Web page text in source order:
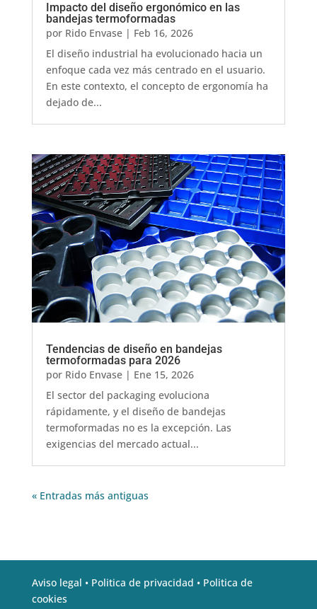
Impacto del diseño ergonómico en las
bandejas termoformadas
por Rido Envase| Feb 16, 2026
El diseño industrial ha evolucionado hacia un
enfoque cada vez más centrado en el usuario.
En este contexto, el concepto de ergonomía ha
dejado de...
Tendencias de diseño en bandejas
termoformadas para 2026
por Rido Envase| Ene 15, 2026
El sector del packaging evoluciona
rápidamente, y el diseño de bandejas
termoformadas no es la excepción. Las
exigencias del mercado actual...
« Entradas más antiguas
Aviso legal • Politica de privacidad • Politica de
cookies